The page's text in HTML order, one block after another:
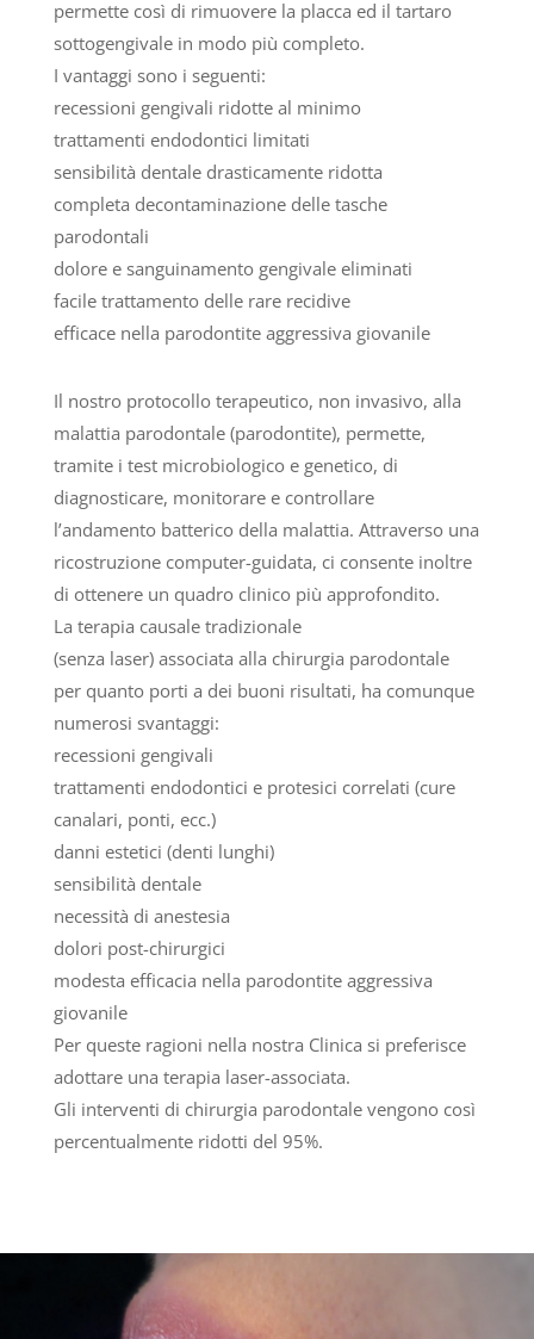
permette così di rimuovere la placca ed il tartaro
sottogengivale in modo più completo.
I vantaggi sono i seguenti:
recessioni gengivali ridotte al minimo
trattamenti endodontici limitati
sensibilità dentale drasticamente ridotta
completa decontaminazione delle tasche
parodontali
dolore e sanguinamento gengivale eliminati
facile trattamento delle rare recidive
efficace nella parodontite aggressiva giovanile
Il nostro protocollo terapeutico, non invasivo, alla
malattia parodontale (parodontite), permette,
tramite i test microbiologico e genetico, di
diagnosticare, monitorare e controllare
l’andamento batterico della malattia. Attraverso una
ricostruzione computer-guidata, ci consente inoltre
di ottenere un quadro clinico più approfondito.
La terapia causale tradizionale
(senza laser) associata alla chirurgia parodontale
per quanto porti a dei buoni risultati, ha comunque
numerosi svantaggi:
recessioni gengivali
trattamenti endodontici e protesici correlati (cure
canalari, ponti, ecc.)
danni estetici (denti lunghi)
sensibilità dentale
necessità di anestesia
dolori post-chirurgici
modesta efficacia nella parodontite aggressiva
giovanile
Per queste ragioni nella nostra Clinica si preferisce
adottare una terapia laser-associata.
Gli interventi di chirurgia parodontale vengono così
percentualmente ridotti del 95%.